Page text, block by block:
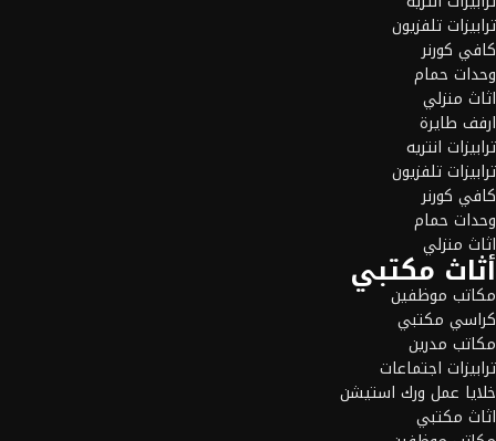
ترابيزات تلفزيون
كافي كورنر
وحدات حمام
اثاث منزلي
ارفف طايرة
ترابيزات انتريه
ترابيزات تلفزيون
كافي كورنر
وحدات حمام
اثاث منزلي
أثاث مكتبي
مكاتب موظفين
كراسي مكتبي
مكاتب مدرين
ترابيزات اجتماعات
خلايا عمل ورك استيشن
اثاث مكتبي